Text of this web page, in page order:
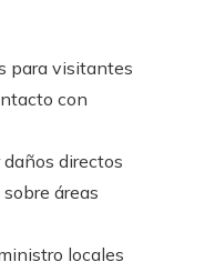
para visitantes
con
directos
áreas
locales